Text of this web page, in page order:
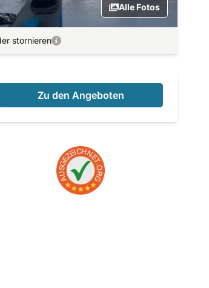
Alle Fotos
stornieren
Zu den Angeboten